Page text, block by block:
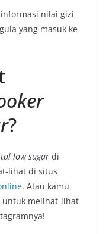
nilai gizi
yang masuk ke
?
low sugar di
lihat di situs
. Atau kamu
untuk melihat-lihat